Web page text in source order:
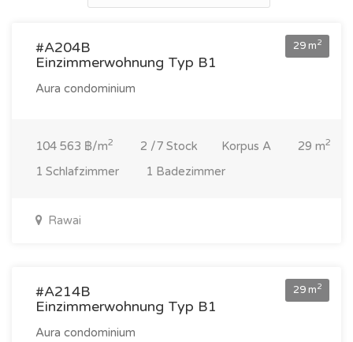
29 m2
#A204B
Einzimmerwohnung Typ B1
Aura condominium
104 563 ฿/m2 2 /7 Stock Korpus A 29 m2
1 Schlafzimmer 1 Badezimmer
Rawai
29 m2
#A214B
Einzimmerwohnung Typ B1
Aura condominium